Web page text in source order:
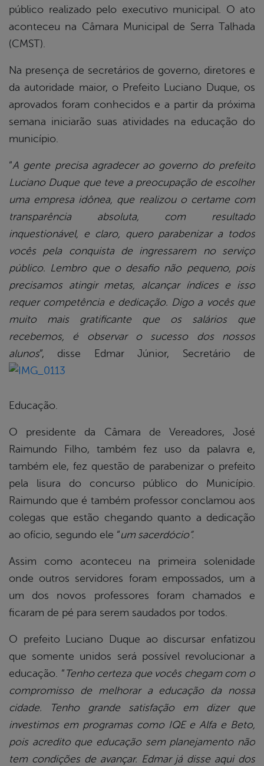
público realizado pelo executivo municipal. O ato
aconteceu na Câmara Municipal de Serra Talhada
(CMST).
Na presença de secretários de governo, diretores e
da autoridade maior, o Prefeito Luciano Duque, os
aprovados foram conhecidos e a partir da próxima
semana iniciarão suas atividades na educação do
município.
“A gente precisa agradecer ao governo do prefeito
Luciano Duque que teve a preocupação de escolher
uma empresa idônea, que realizou o certame com
transparência absoluta, com resultado
inquestionável, e claro, quero parabenizar a todos
vocês pela conquista de ingressarem no serviço
público. Lembro que o desafio não pequeno, pois
precisamos atingir metas, alcançar índices e isso
requer competência e dedicação. Digo a vocês que
muito mais gratificante que os salários que
recebemos, é observar o sucesso dos nossos
alunos”, disse EdmarJúnior, Secretário de
Educação.
O presidente da Câmara de Vereadores, José
Raimundo Filho, também fez uso da palavra e,
também ele, fez questão de parabenizar o prefeito
pela lisura do concurso público do Município.
Raimundo que é também professor conclamou aos
colegas que estão chegando quanto a dedicação
ao ofício, segundo ele “um sacerdócio”.
Assim como aconteceu na primeira solenidade
onde outros servidores foram empossados, um a
um dos novos professores foram chamados e
ficaram de pé para serem saudados por todos.
O prefeito Luciano Duque ao discursar enfatizou
que somente unidos será possível revolucionar a
educação. “ Tenho certeza que vocês chegam com o
compromisso de melhorar a educação da nossa
cidade. Tenho grande satisfação em dizer que
investimos em programas como IQE e Alfa e Beto,
pois acredito que educação sem planejamento não
tem condições de avançar. Edmar já disse aqui dos